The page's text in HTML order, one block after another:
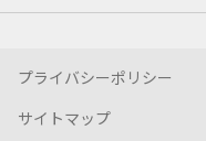
プライバシーポリシー
サイトマップ